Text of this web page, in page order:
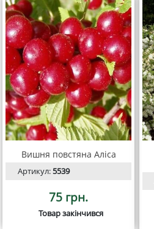
Вишня повстяна Аліса
Артикул:5539
75 грн.
Товар закінчився